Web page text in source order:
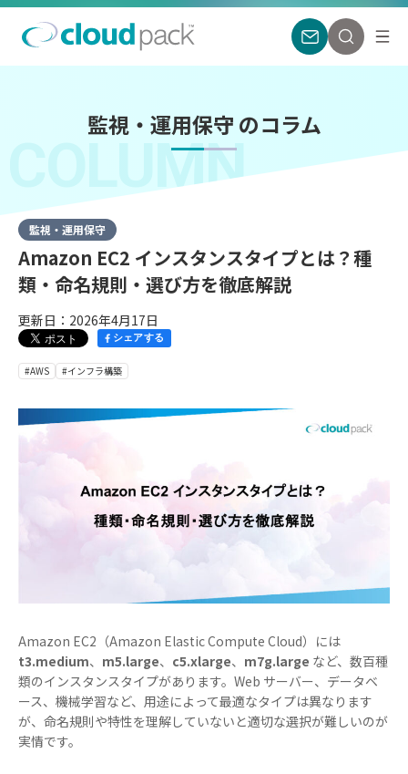
監視・運用保守 のコラム
COLUMN
監視・運用保守
Amazon EC2 インスタンスタイプとは？種
類・命名規則・選び方を徹底解説
更新日：2026年4月17日
シェアする
#AWS #インフラ構築
Amazon EC2（Amazon Elastic Compute Cloud）には
t3.medium、 m5.large、 c5.xlarge、 m7g.large など、数百種
類のインスタンスタイプがあります。Web サーバー、データベ
ース、機械学習など、用途によって最適なタイプは異なります
が、命名規則や特性を理解していないと適切な選択が難しいのが
実情です。